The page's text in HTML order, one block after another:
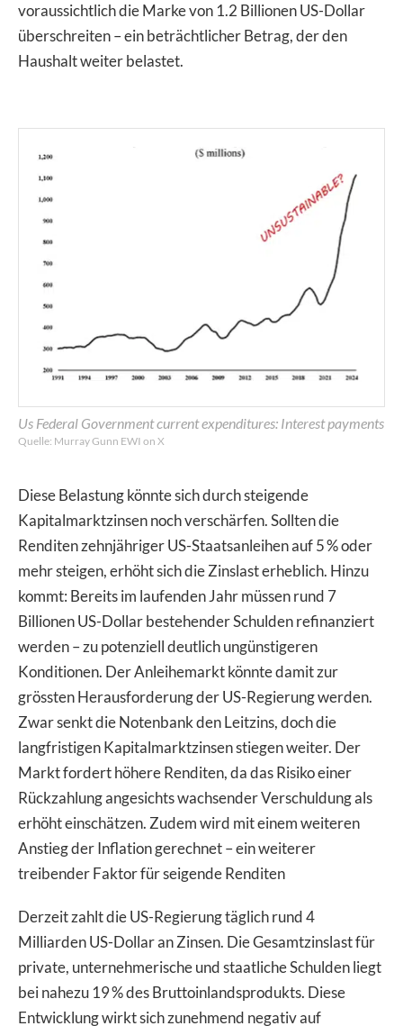
voraussichtlich die Marke von 1.2 Billionen US-Dollar
überschreiten – ein beträchtlicher Betrag, der den
Haushalt weiter belastet.
Us Federal Government current expenditures: Interest payments
Quelle: Murray Gunn EWI on X
Diese Belastung könnte sich durch steigende
Kapitalmarktzinsen noch verschärfen. Sollten die
Renditen zehnjähriger US-Staatsanleihen auf 5 % oder
mehr steigen, erhöht sich die Zinslast erheblich. Hinzu
kommt: Bereits im laufenden Jahr müssen rund 7
Billionen US-Dollar bestehender Schulden refinanziert
werden – zu potenziell deutlich ungünstigeren
Konditionen. Der Anleihemarkt könnte damit zur
grössten Herausforderung der US-Regierung werden.
Zwar senkt die Notenbank den Leitzins, doch die
langfristigen Kapitalmarktzinsen stiegen weiter. Der
Markt fordert höhere Renditen, da das Risiko einer
Rückzahlung angesichts wachsender Verschuldung als
erhöht einschätzen. Zudem wird mit einem weiteren
Anstieg der Inflation gerechnet – ein weiterer
treibender Faktor für seigende Renditen
Derzeit zahlt die US-Regierung täglich rund 4
Milliarden US-Dollar an Zinsen. Die Gesamtzinslast für
private, unternehmerische und staatliche Schulden liegt
bei nahezu 19 % des Bruttoinlandsprodukts. Diese
Entwicklung wirkt sich zunehmend negativ auf